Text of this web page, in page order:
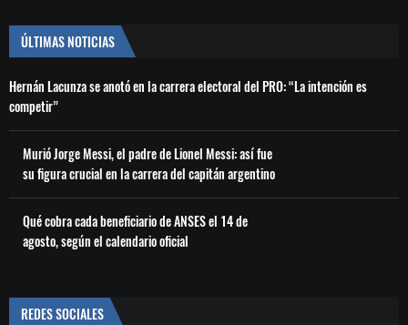
ÚLTIMAS NOTICIAS
Hernán Lacunza se anotó en la carrera electoral del PRO: “La intención es
competir”
Murió Jorge Messi, el padre de Lionel Messi: así fue
su figura crucial en la carrera del capitán argentino
Qué cobra cada beneficiario de ANSES el 14 de
agosto, según el calendario oficial
REDES SOCIALES